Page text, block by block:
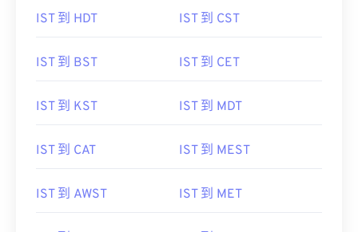
IST 到 HDT IST 到 CST
IST 到 BST IST 到 CET
IST 到 KST IST 到 MDT
IST 到 CAT IST 到 MEST
IST 到 AWST IST 到 MET